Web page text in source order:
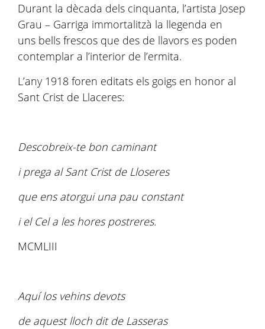
Durant la dècada dels cinquanta, l’artista Josep
Grau – Garriga immortalitzà la llegenda en
uns bells frescos que des de llavors es poden
contemplar a l’interior de l’ermita.
L’any 1918 foren editats els goigs en honor al
Sant Crist de Llaceres:
Descobreix-te bon caminant
i prega al Sant Crist de Lloseres
que ens atorgui una pau constant
i el Cel a les hores postreres.
MCMLIII
Aquí los vehins devots
de aquest lloch dit de Lasseras